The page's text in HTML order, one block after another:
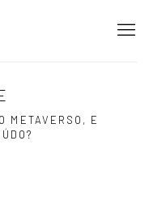
METAVERSO, E